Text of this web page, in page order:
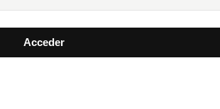
Acceder